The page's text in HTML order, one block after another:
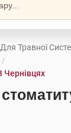
Травної
Чернівцях